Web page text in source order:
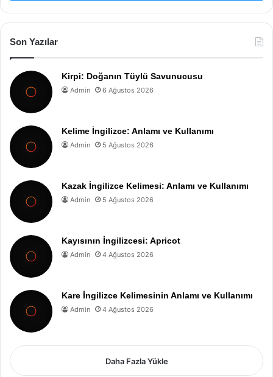
Son Yazılar
Kirpi: Doğanın Tüylü Savunucusu
Admin 6 Ağustos 2026
Kelime İngilizce: Anlamı ve Kullanımı
Admin 5 Ağustos 2026
Kazak İngilizce Kelimesi: Anlamı ve Kullanımı
Admin 5 Ağustos 2026
Kayısının İngilizcesi: Apricot
Admin 4 Ağustos 2026
Kare İngilizce Kelimesinin Anlamı ve Kullanımı
Admin 4 Ağustos 2026
Daha Fazla Yükle